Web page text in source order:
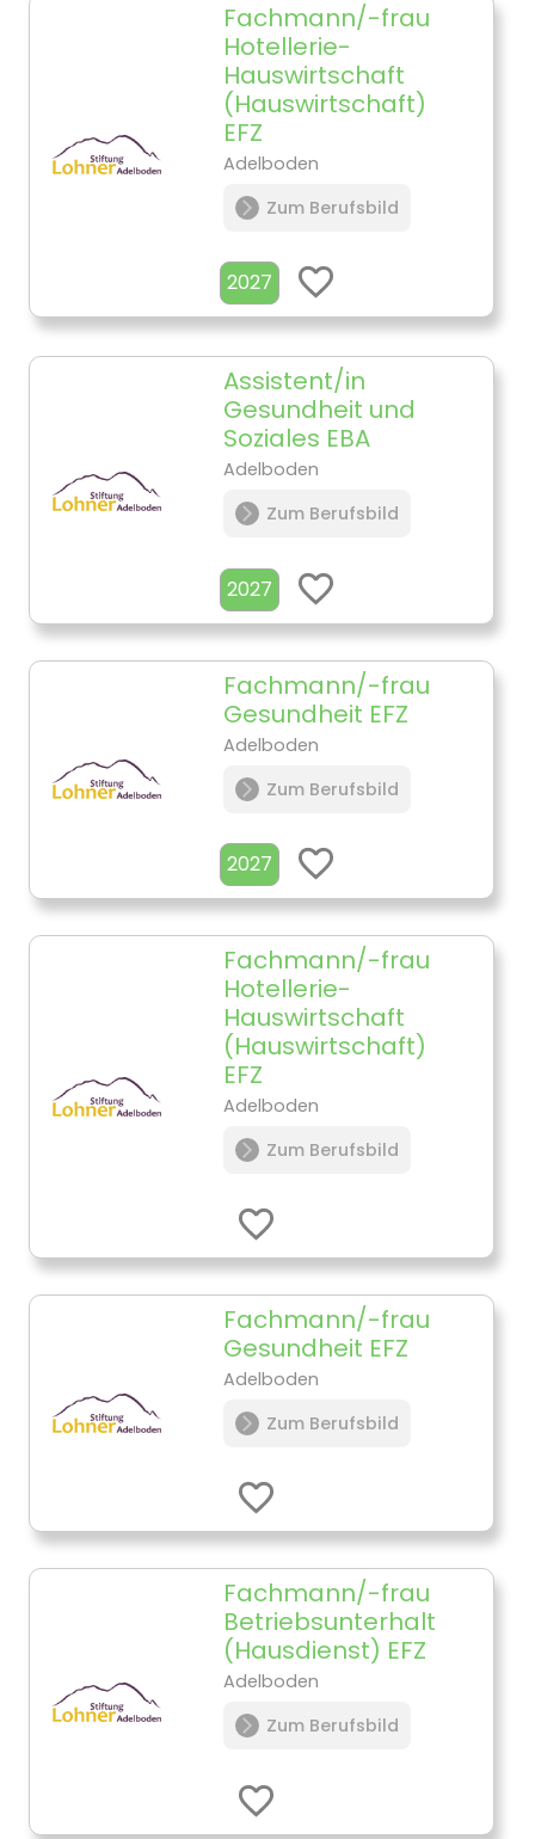
Fachmann/-frau
Hotellerie-
Hauswirtschaft
(Hauswirtschaft)
EFZ
Adelboden
Zum Berufsbild
2027
Assistent/in
Gesundheit und
Soziales EBA
Adelboden
Zum Berufsbild
2027
Fachmann/-frau
Gesundheit EFZ
Adelboden
Zum Berufsbild
2027
Fachmann/-frau
Hotellerie-
Hauswirtschaft
(Hauswirtschaft)
EFZ
Adelboden
Zum Berufsbild
Fachmann/-frau
Gesundheit EFZ
Adelboden
Zum Berufsbild
Fachmann/-frau
Betriebsunterhalt
(Hausdienst) EFZ
Adelboden
Zum Berufsbild